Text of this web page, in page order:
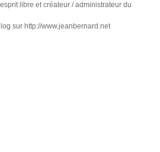
libre et créateur / administrateur du
sur http://www.jeanbernard.net